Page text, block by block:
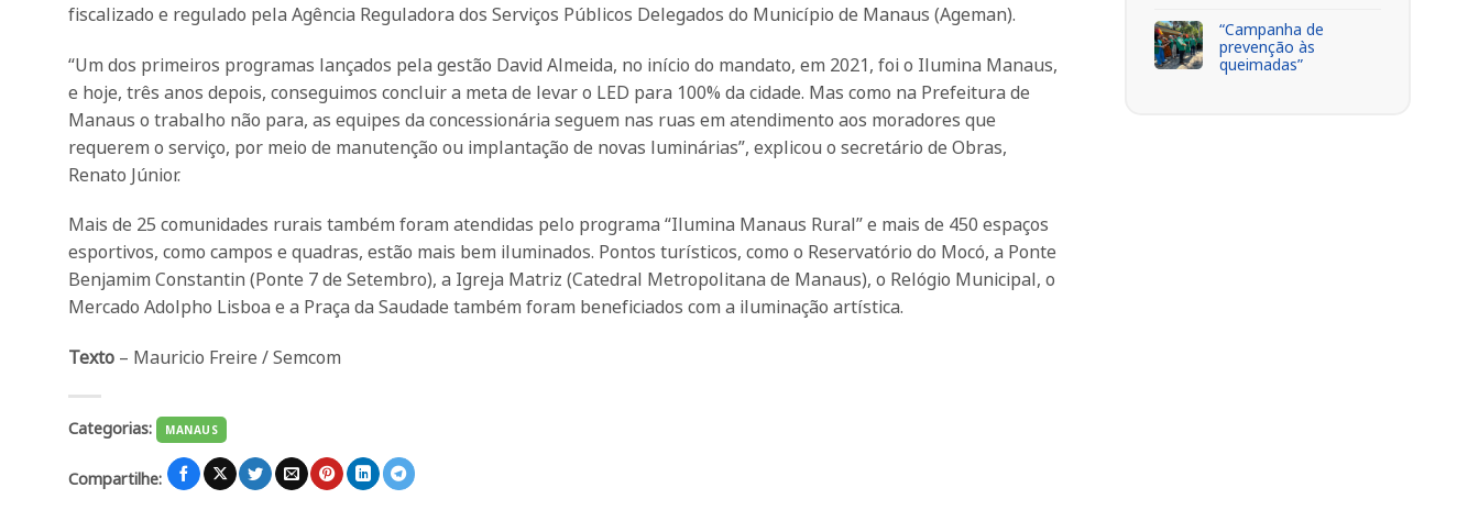
fiscalizado e regulado pela Agência Reguladora dos Serviços Públicos Delegados do Município de Manaus (Ageman).
“Um dos primeiros programas lançados pela gestão David Almeida, no início do mandato, em 2021, foi o Ilumina Manaus,
e hoje, três anos depois, conseguimos concluir a meta de levar o LED para 100% da cidade. Mas como na Prefeitura de
Manaus o trabalho não para, as equipes da concessionária seguem nas ruas em atendimento aos moradores que
requerem o serviço, por meio de manutenção ou implantação de novas luminárias”, explicou o secretário de Obras,
Renato Júnior.
Mais de 25 comunidades rurais também foram atendidas pelo programa “Ilumina Manaus Rural” e mais de 450 espaços
esportivos, como campos e quadras, estão mais bem iluminados. Pontos turísticos, como o Reservatório do Mocó, a Ponte
Benjamim Constantin (Ponte 7 de Setembro), a Igreja Matriz (Catedral Metropolitana de Manaus), o Relógio Municipal, o
Mercado Adolpho Lisboa e a Praça da Saudade também foram beneficiados com a iluminação artística.
Texto – Mauricio Freire / Semcom
Categorias: MANAUS
Compartilhe:
“Campanha de
prevenção às
queimadas”